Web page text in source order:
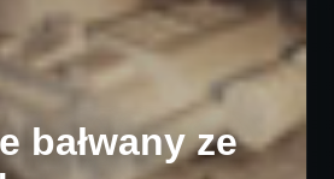
bałwany ze